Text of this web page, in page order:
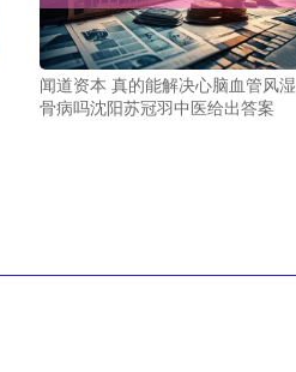
闻道资本 真的能解决心脑血管风湿
骨病吗沈阳苏冠羽中医给出答案